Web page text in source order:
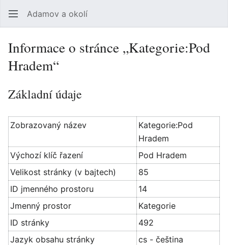
Adamov a okolí
Informace o stránce „Kategorie:Pod
Hradem“
Základní údaje
Zobrazovaný název
Kategorie:Pod
Hradem
Výchozí klíč řazení
Pod Hradem
Velikost stránky (v bajtech)
85
ID jmenného prostoru
14
Jmenný prostor
Kategorie
ID stránky
492
Jazyk obsahu stránky
cs - čeština